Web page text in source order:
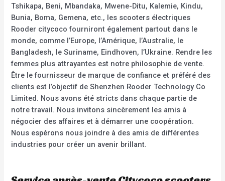
Tshikapa, Beni, Mbandaka, Mwene-Ditu, Kalemie, Kindu,
Bunia, Boma, Gemena, etc., les scooters électriques
Rooder citycoco fourniront également partout dans le
monde, comme l’Europe, l’Amérique, l’Australie, le
Bangladesh, le Suriname, Eindhoven, l’Ukraine. Rendre les
femmes plus attrayantes est notre philosophie de vente.
Être le fournisseur de marque de confiance et préféré des
clients est l’objectif de Shenzhen Rooder Technology Co
Limited. Nous avons été stricts dans chaque partie de
notre travail. Nous invitons sincèrement les amis à
négocier des affaires et à démarrer une coopération.
Nous espérons nous joindre à des amis de différentes
industries pour créer un avenir brillant.